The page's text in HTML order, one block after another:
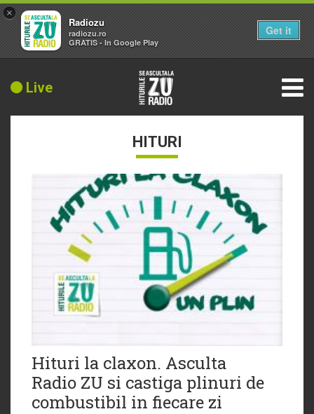
Live
HITURI
Hituri la claxon. Asculta
Radio ZU si castiga plinuri de
combustibil in fiecare zi
×
Radiozu
radiozu.ro
GRATIS - In Google Play
Get it